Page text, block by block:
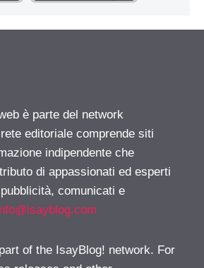
è parte del network
editoriale comprende siti
indipendente che
di appassionati ed esperti
comunicati e
of the IsayBlog! network. For